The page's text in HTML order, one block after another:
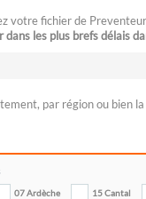
votre fichier de
les plus brefs délais
par région ou bien
07 Ardèche 15 Cantal